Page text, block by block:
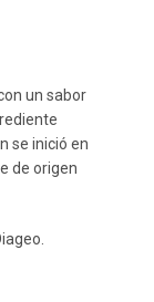
un sabor
se inició en
de origen